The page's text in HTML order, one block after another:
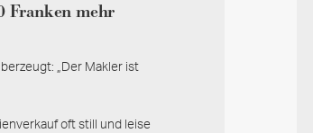
Franken mehr
„Der Makler ist
oft still und leise